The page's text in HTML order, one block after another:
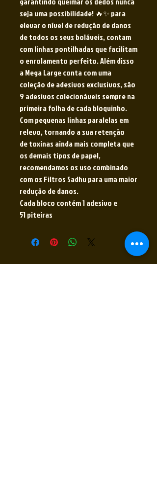
seja uma possibilidade! 🔥✨ para
elevar o nível de redução de danos
de todos os seus boláveis, contam
com linhas pontilhadas que facilitam
o enrolamento perfeito. Além disso
a Mega Large conta com uma
coleção de adesivos exclusivos, são
9 adesivos colecionáveis sempre na
primeira folha de cada bloquinho.
Com pequenas linhas paralelas em
relevo, tornando a sua retenção
de toxinas ainda mais completa que
os demais tipos de papel,
recomendamos os uso combinado
com os Filtros Sadhu para uma maior
redução de danos.
Cada bloco contém 1 adesivo e
51 piteiras